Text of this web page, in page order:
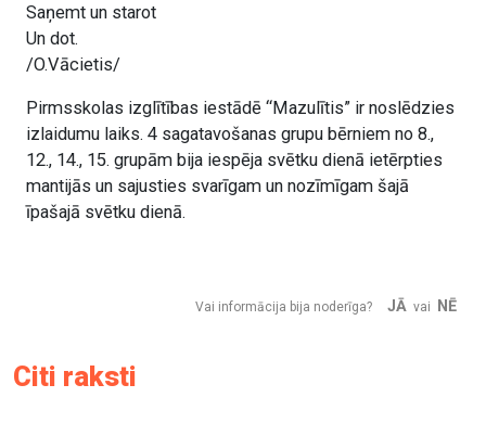
Saņemt un starot
Un dot.
/O.Vācietis/
Pirmsskolas izglītības iestādē “Mazulītis” ir noslēdzies
izlaidumu laiks. 4 sagatavošanas grupu bērniem no 8.,
12., 14., 15. grupām bija iespēja svētku dienā ietērpties
mantijās un sajusties svarīgam un nozīmīgam šajā
īpašajā svētku dienā.
Vai informācija bija noderīga? JĀ vai NĒ
Citi raksti